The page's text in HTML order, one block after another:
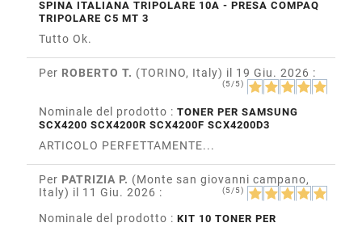
SPINA ITALIANA TRIPOLARE 10A - PRESA COMPAQ
TRIPOLARE C5 MT 3
Tutto Ok.
Per ROBERTO T. (TORINO, Italy) il 19 Giu. 2026 :
(5/5)
Nominale del prodotto : TONER PER SAMSUNG
SCX4200 SCX4200R SCX4200F SCX4200D3
ARTICOLO PERFETTAMENTE...
Per PATRIZIA P. (Monte san giovanni campano,
Italy) il 11 Giu. 2026 : (5/5)
Nominale del prodotto : KIT 10 TONER PER